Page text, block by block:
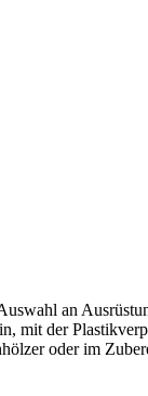
an
mit der
oder im